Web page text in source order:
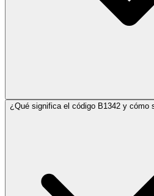
¿Qué significa el código B1342 y cómo